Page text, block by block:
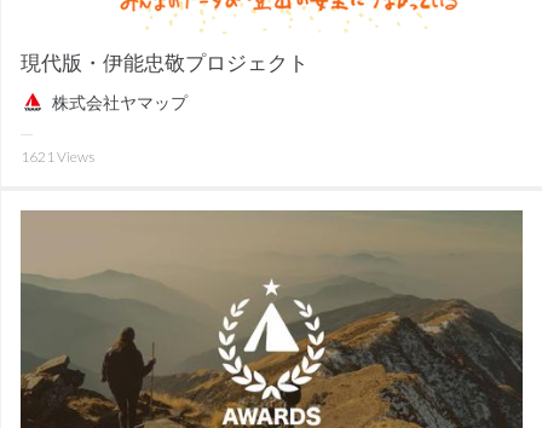
現代版・伊能忠敬プロジェクト
株式会社ヤマップ
1621Views